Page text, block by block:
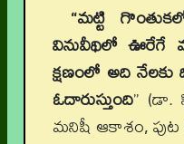
“మట్టి
వినువీథిలో ఊరేగే
క్షణంలో అది నేలకు
ఓదారుస్తుంది”
మనిషీ ఆకాశం, పుట